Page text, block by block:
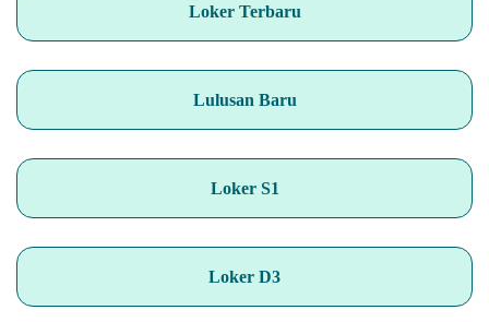
Loker Terbaru
Lulusan Baru
Loker S1
Loker D3